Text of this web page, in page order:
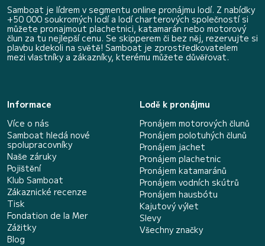
Samboat je lídrem v segmentu online pronájmu lodí. Z nabídky
+50 000 soukromých lodí a lodí charterových společností si
můžete pronajmout plachetnici, katamarán nebo motorový
člun za tu nejlepší cenu. Se skipperem či bez něj, rezervujte si
plavbu kdekoli na světě! Samboat je zprostředkovatelem
mezi vlastníky a zákazníky, kterému můžete důvěřovat.
Informace
Více o nás
Samboat hledá nové
spolupracovníky
Naše záruky
Pojištění
Klub Samboat
Zákaznické recenze
Tisk
Fondation de la Mer
Zážitky
Blog
Lodě k pronájmu
Pronájem motorových člunů
Pronájem polotuhých člunů
Pronájem jachet
Pronájem plachetnic
Pronájem katamaránů
Pronájem vodních skútrů
Pronájem hausbótu
Kajutový výlet
Slevy
Všechny značky